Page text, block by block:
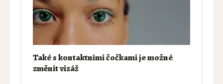
Také s kontaktními čočkami je možné
změnit vizáž